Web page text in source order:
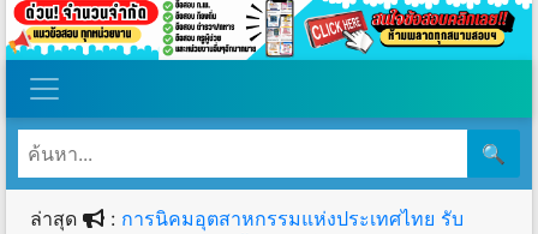
วันอาทิตย์ที่ 9 เดือนสิงหาคม พ.ศ.2569
🔍
ล่าสุด : การนิคมอุตสาหกรรมแห่งประเทศไทย รับ